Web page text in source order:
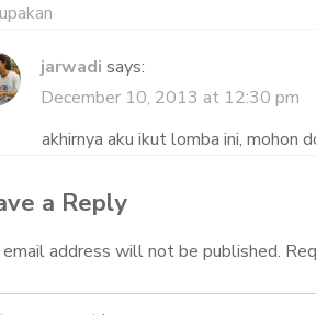
jarwadi says:
December 10, 2013 at 12:30 pm
akhirnya aku ikut lomba ini, mohon
a Reply
email address will not be published.